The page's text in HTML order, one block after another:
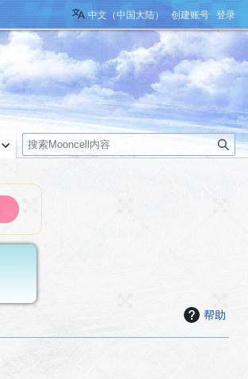
帮助
中文（中国大陆） 创建账号 登录
搜
索